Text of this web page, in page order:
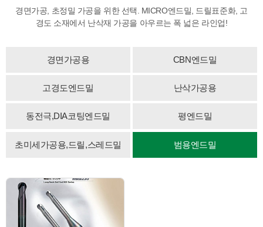
경면가공, 초정밀 가공을 위한 선택. MICRO엔드밀, 드릴표준화, 고
경도 소재에서 난삭재 가공을 아우르는 폭 넓은 라인업!
경면가공용 CBN엔드밀
고경도엔드밀 난삭가공용
동전극,DIA코팅엔드밀 평엔드밀
초미세가공용,드릴,스레드밀 범용엔드밀